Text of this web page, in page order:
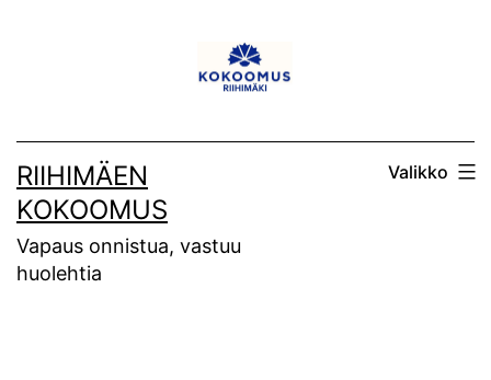
RIIHIMÄEN
KOKOOMUS
Vapaus onnistua, vastuu
huolehtia
Valikko